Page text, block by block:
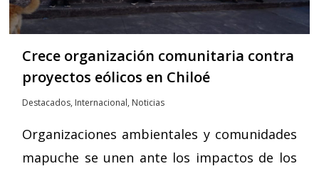
Crece organización comunitaria contra
proyectos eólicos en Chiloé
Destacados, Internacional, Noticias
Organizaciones ambientales y comunidades
mapuche se unen ante los impactos de los